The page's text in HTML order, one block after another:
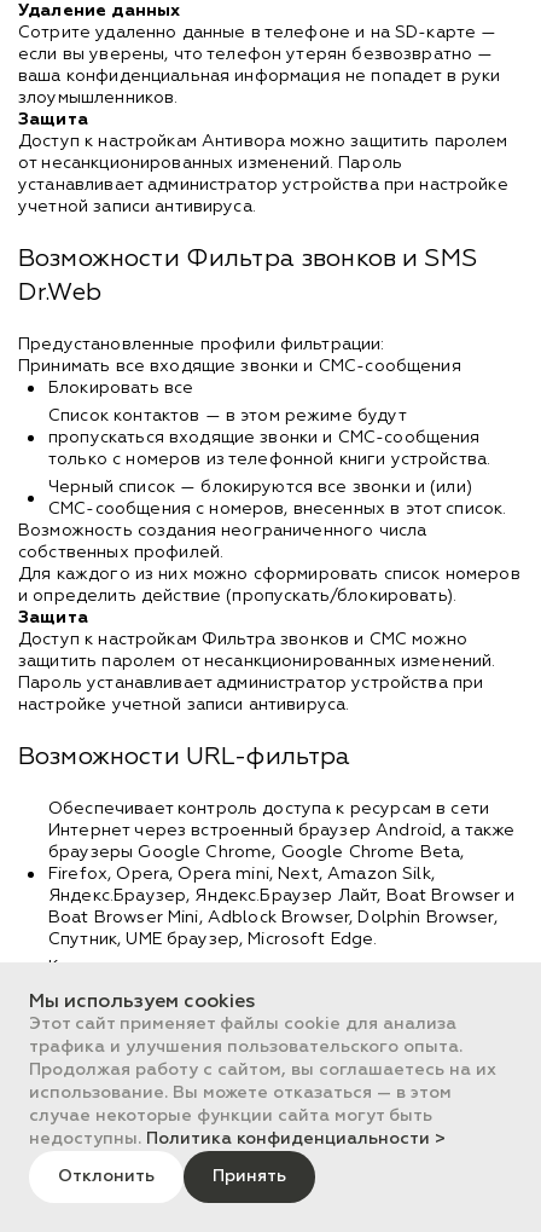
Удаление данных
Сотрите удаленно данные в телефоне и на SD-карте —
если вы уверены, что телефон утерян безвозвратно —
ваша конфиденциальная информация не попадет в руки
злоумышленников.
Защита
Доступ к настройкам Антивора можно защитить паролем
от несанкционированных изменений. Пароль
устанавливает администратор устройства при настройке
учетной записи антивируса.
Возможности Фильтра звонков и SMS
Dr.Web
Предустановленные профили фильтрации:
Принимать все входящие звонки и СМС-сообщения
Блокировать все
Список контактов — в этом режиме будут
пропускаться входящие звонки и СМС-сообщения
только с номеров из телефонной книги устройства.
Черный список — блокируются все звонки и (или)
СМС-сообщения с номеров, внесенных в этот список.
Возможность создания неограниченного числа
собственных профилей.
Для каждого из них можно сформировать список номеров
и определить действие (пропускать/блокировать).
Защита
Доступ к настройкам Фильтра звонков и СМС можно
защитить паролем от несанкционированных изменений.
Пароль устанавливает администратор устройства при
настройке учетной записи антивируса.
Возможности URL-фильтра
Обеспечивает контроль доступа к ресурсам в сети
Интернет через встроенный браузер Android, а также
браузеры Google Chrome, Google Chrome Beta,
Firefox, Opera, Opera mini, Next, Amazon Silk,
Яндекс.Браузер, Яндекс.Браузер Лайт, Boat Browser и
Boat Browser Mini, Adblock Browser, Dolphin Browser,
Спутник, UME браузер, Microsoft Edge.
Контролирует доступ к нежелательным и опасным
Белые и Черные списки ресурсов, доступ к которым
разрешается или блокируется вне зависимости от
остальных настроек URL-фильтра
Он особенно полезен, если устройством пользуется
ребенок, который пока еще не осознает опасности
посещения тех или иных ресурсов.
Доступ к настройкам URL-фильтра можно защитить
паролем от несанкционированных изменений. Пароль
устанавливает администратор устройства при настройке
Мы используем cookies
Этот сайт применяет файлы cookie для анализа
трафика и улучшения пользовательского опыта.
Продолжая работу с сайтом, вы соглашаетесь на их
использование. Вы можете отказаться — в этом
случае некоторые функции сайта могут быть
недоступны. Политика конфиденциальности >
Отклонить Принять